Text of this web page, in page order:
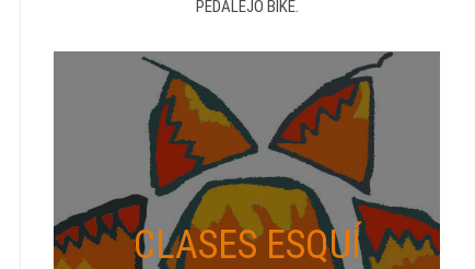
PEDALEJO BIKE.
CLASES ESQUÍ